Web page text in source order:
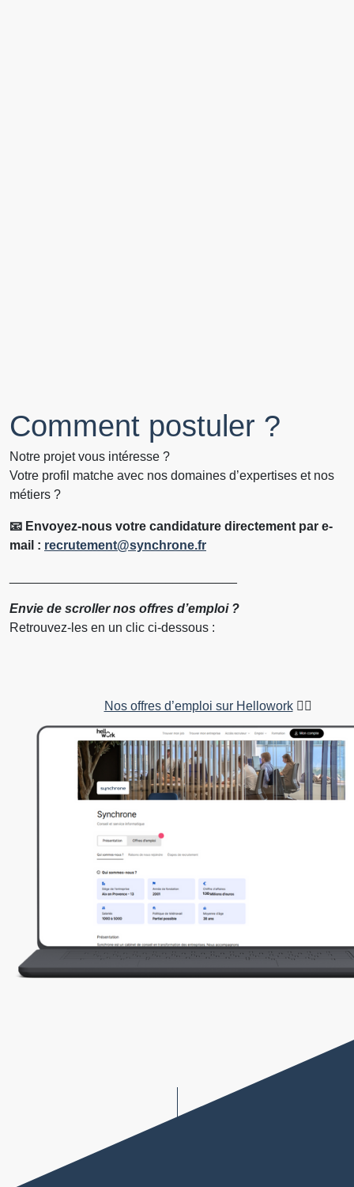
Comment postuler ?
Notre projet vous intéresse ?
Votre profil matche avec nos domaines d’expertises et nos
métiers ?
📧 Envoyez-nous votre candidature directement par e-
mail : recrutement@synchrone.fr
Envie de scroller nos offres d’emploi ?
Retrouvez-les en un clic ci-dessous :
Nos offres d’emploi sur Hellowork👇🏻